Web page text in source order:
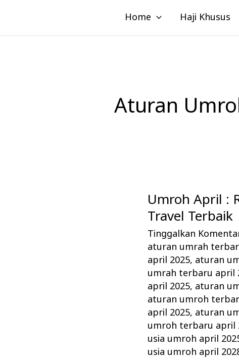
konten
Home Haji Khusus
Aturan
Umroh April :
Travel Terbaik
Tinggalkan
aturan umrah
april 2025, aturan
umrah terbaru april
april 2025, aturan
aturan umroh
april 2025, aturan
umroh terbaru april
usia umroh april
usia umroh april
Umroh
April
:
Rukun,
Syarat,
Wajib
dan
Tips
Memilih
Agen
Travel